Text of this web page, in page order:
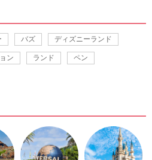
バズ ディズニーランド
ン ランド ペン